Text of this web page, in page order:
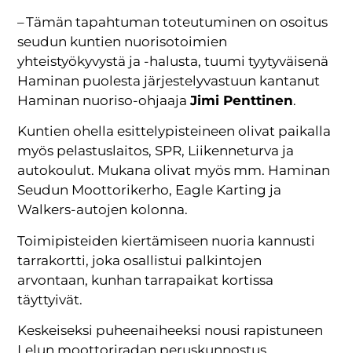
– Tämän tapahtuman toteutuminen on osoitus
seudun kuntien nuorisotoimien
yhteistyökyvystä ja -halusta, tuumi tyytyväisenä
Haminan puolesta järjestelyvastuun kantanut
Haminan nuoriso-ohjaajaJimi Penttinen.
Kuntien ohella esittelypisteineen olivat paikalla
myös pelastuslaitos, SPR, Liikenneturva ja
autokoulut. Mukana olivat myös mm. Haminan
Seudun Moottorikerho, Eagle Karting ja
Walkers-autojen kolonna.
Toimipisteiden kiertämiseen nuoria kannusti
tarrakortti, joka osallistui palkintojen
arvontaan, kunhan tarrapaikat kortissa
täyttyivät.
Keskeiseksi puheenaiheeksi nousi rapistuneen
Lelun moottoriradan peruskunnostus.